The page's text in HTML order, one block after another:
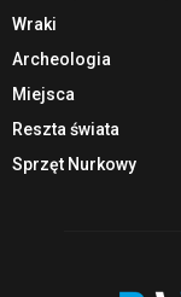
Wraki
Archeologia
Miejsca
Reszta świata
Sprzęt Nurkowy